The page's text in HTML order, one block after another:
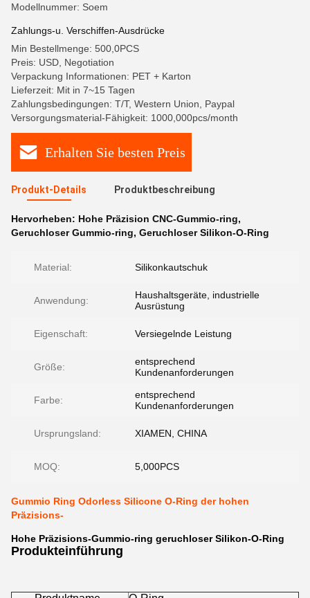
Modellnummer: Soem
Zahlungs-u. Verschiffen-Ausdrücke
Min Bestellmenge: 500,0PCS
Preis: USD, Negotiation
Verpackung Informationen: PET + Karton
Lieferzeit: Mit in 7~15 Tagen
Zahlungsbedingungen: T/T, Western Union, Paypal
Versorgungsmaterial-Fähigkeit: 1000,000pcs/month
Erhalten Sie besten Preis
Produkt-Details Produktbeschreibung
Hervorheben: Hohe Präzision CNC-Gummio-ring,
Geruchloser Gummio-ring, Geruchloser Silikon-O-Ring
Material: Silikonkautschuk
Anwendung:
Haushaltsgeräte, industrielle
Ausrüstung
Eigenschaft: Versiegelnde Leistung
Größe:
entsprechend
Kundenanforderungen
Farbe:
entsprechend
Kundenanforderungen
Ursprungsland: XIAMEN, CHINA
MOQ: 5,000PCS
Gummio Ring Odorless Silicone O-Ring der hohen
Präzisions-
Hohe Präzisions-Gummio-ring geruchloser Silikon-O-Ring
Produkteinführung